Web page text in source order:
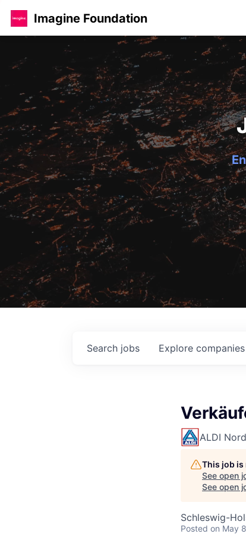
Imagine Foundation
Search jobs Explore companies
ALDI Nord
This job
See open
See open
Schleswig-
Posted on May